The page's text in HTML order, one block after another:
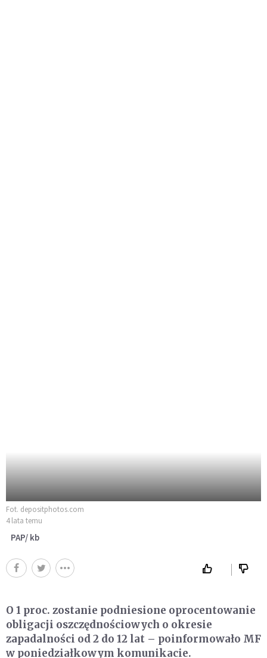
Fot. depositphotos.com
4 lata temu
PAP/ kb
O 1 proc. zostanie podniesione oprocentowanie
obligacji oszczędnościowych o okresie
zapadalności od 2 do 12 lat – poinformowało MF
w poniedziałkowym komunikacie.